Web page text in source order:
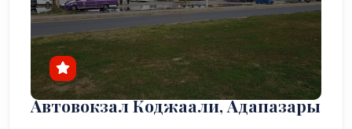
Автовокзал Коджаали, Адапазары